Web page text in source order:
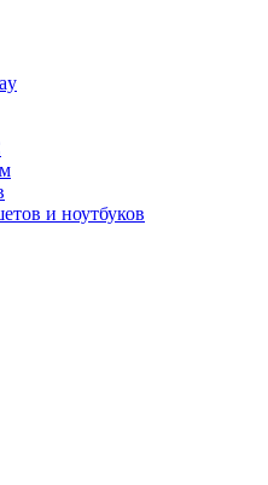
и ноутбуков